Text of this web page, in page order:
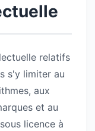
relatifs
s'y limiter au
aux
et au
licence à